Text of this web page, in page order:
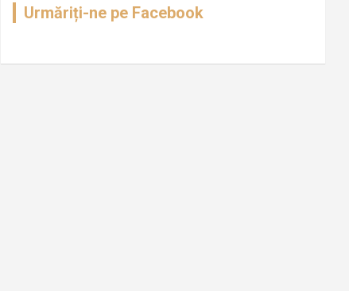
Urmăriți-ne pe Facebook